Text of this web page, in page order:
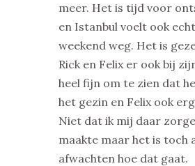
meer. Het is tijd voor
en Istanbul voelt ook
weekend weg. Het is
Rick en Felix er ook bij
heel fijn om te zien dat
het gezin en Felix ook
Niet dat ik mij daar
maakte maar het is toch
afwachten hoe dat gaat.